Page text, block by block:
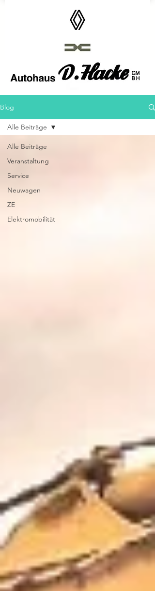
Autohaus D.Hacke GmbH
Blog
Alle Beiträge
Veranstaltung
Service
Neuwagen
ZE
Elektromobilität
Alle Beiträge